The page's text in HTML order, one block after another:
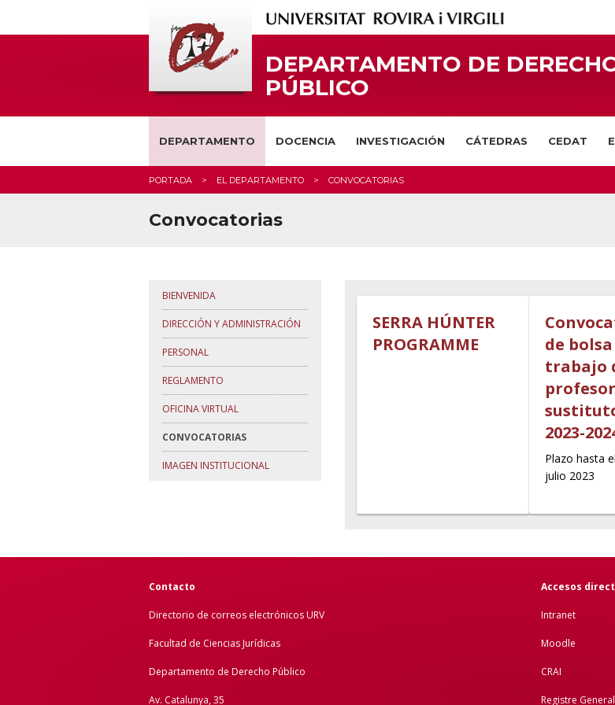
DEPARTAMENTO DE
PÚBLICO
DEPARTAMENTO DOCENCIA INVESTIGACIÓN CÁTEDRAS CEDAT
PORTADA EL DEPARTAMENTO CONVOCATORIAS
Convocatorias
BIENVENIDA
DIRECCIÓN Y ADMINISTRACIÓN
PERSONAL
REGLAMENTO
OFICINA VIRTUAL
CONVOCATORIAS
IMAGEN INSTITUCIONAL
SERRA HÚNTER
PROGRAMME
de
trabajo
2023-
Plazo hasta
julio 2023
Contacto
Directorio de correos electrónicos URV
Facultad de Ciencias Jurídicas
Departamento de Derecho Público
Av. Catalunya, 35
Accesos
Intranet
Moodle
CRAI
Registre General